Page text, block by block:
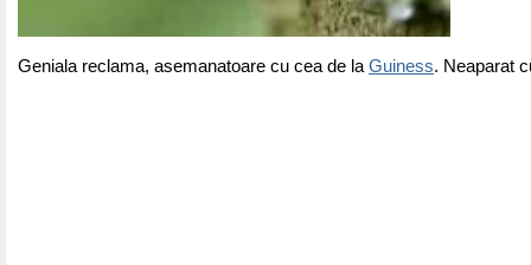
Geniala reclama, asemanatoare cu cea de la Guiness. Neaparat